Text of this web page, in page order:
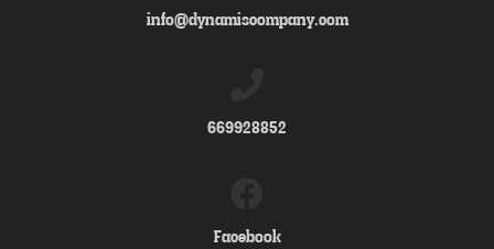
info@dynamiscompany.com
669928852
Facebook